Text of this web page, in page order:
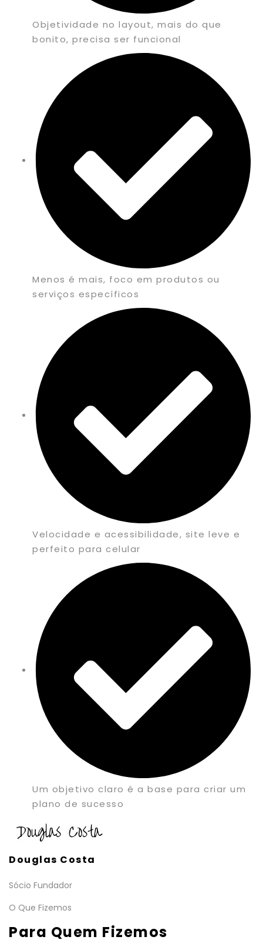
Objetividade no layout, mais do que
bonito, precisa ser funcional
Menos é mais, foco em produtos ou
serviços específicos
Velocidade e acessibilidade, site leve e
perfeito para celular
Um objetivo claro é a base para criar um
plano de sucesso
Douglas Costa
Sócio Fundador
O Que Fizemos
Para Quem Fizemos